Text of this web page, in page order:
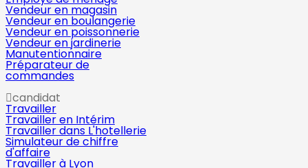
Vendeur en magasin
Vendeur en boulangerie
Vendeur en poissonnerie
Vendeur en jardinerie
Manutentionnaire
Préparateur de
commandes
candidat
Travailler
Travailler en Intérim
Travailler dans L'hotellerie
Simulateur de chiffre
d'affaire
Travailler à Lyon